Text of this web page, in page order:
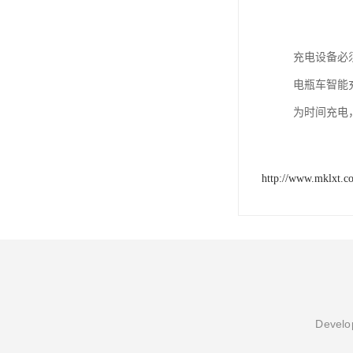
充电设备必
电瓶车智能
为时间充电
http://